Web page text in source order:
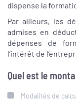
dispense la
Par ailleurs, les
admises en
dépenses de
l’intérêt de
Quel est le
Modalités de